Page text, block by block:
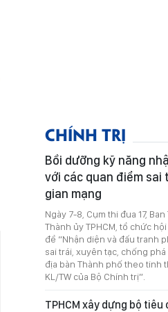
CHÍNH TRỊ
Bồi dưỡng kỹ năng
với các quan điểm sai
gian mạng
Ngày 7-8, Cụm thi đua 17,
Thành ủy TPHCM, tổ chức
đề “Nhận diện và đấu tranh
sai trái, xuyên tạc, chống
địa bàn Thành phố theo tinh
KL/TW của Bộ Chính trị”.
TPHCM xây dựng bộ